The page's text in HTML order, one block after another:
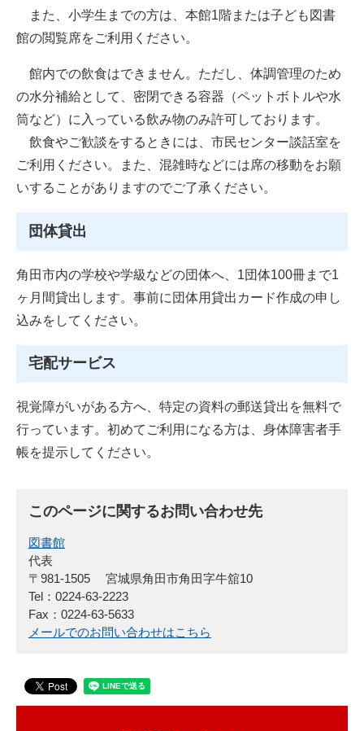
また、小学生までの方は、本館1階または子ども図書
館の閲覧席をご利用ください。
館内での飲食はできません。ただし、体調管理のため
の水分補給として、密閉できる容器（ペットボトルや水
筒など）に入っている飲み物のみ許可しております。
飲食やご歓談をするときには、市民センター談話室を
ご利用ください。また、混雑時などには席の移動をお願
いすることがありますのでご了承ください。
団体貸出
角田市内の学校や学級などの団体へ、1団体100冊まで1
ヶ月間貸出します。事前に団体用貸出カード作成の申し
込みをしてください。
宅配サービス
視覚障がいがある方へ、特定の資料の郵送貸出を無料で
行っています。初めてご利用になる方は、身体障害者手
帳を提示してください。
このページに関するお問い合わせ先
図書館
代表
〒981-1505
宮城県角田市角田字牛舘10
Tel：0224-63-2223
Fax：0224-63-5633
メールでのお問い合わせはこちら